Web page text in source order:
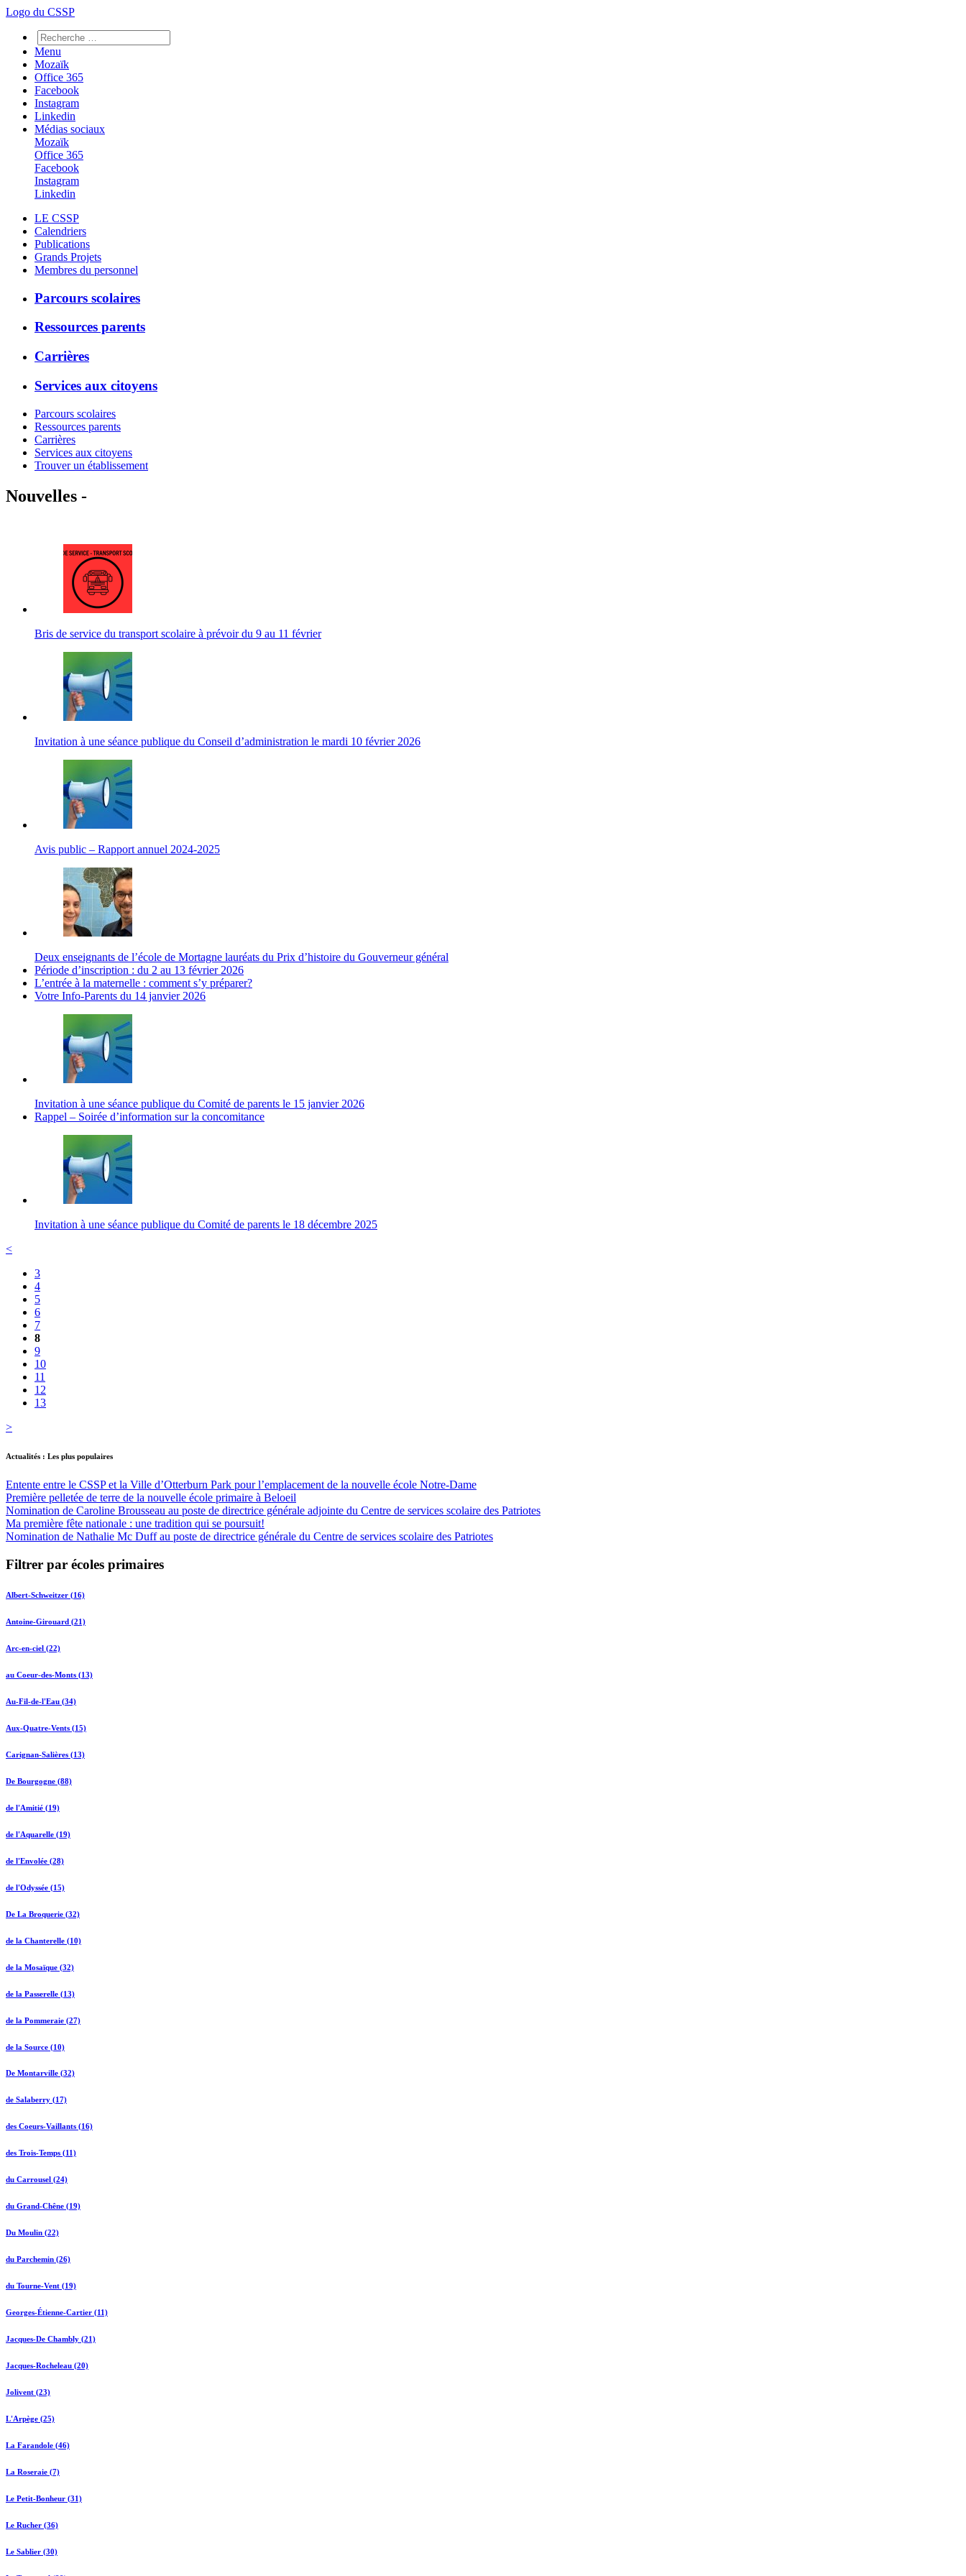
Logo du CSSP
Menu
Mozaïk
Office 365
Facebook
Instagram
Linkedin
Médias sociaux
Mozaïk
Office 365
Facebook
Instagram
Linkedin
LE CSSP
Calendriers
Publications
Grands Projets
Membres du personnel
Parcours scolaires
Ressources parents
Carrières
Services aux citoyens
Parcours scolaires
Ressources parents
Carrières
Services aux citoyens
Trouver un établissement
Nouvelles -
Bris de service du transport scolaire à prévoir du 9 au 11 février
Invitation à une séance publique du Conseil d’administration le mardi 10 février 2026
Avis public – Rapport annuel 2024-2025
Deux enseignants de l’école de Mortagne lauréats du Prix d’histoire du Gouverneur général
Période d’inscription : du 2 au 13 février 2026
L’entrée à la maternelle : comment s’y préparer?
Votre Info-Parents du 14 janvier 2026
Invitation à une séance publique du Comité de parents le 15 janvier 2026
Rappel – Soirée d’information sur la concomitance
Invitation à une séance publique du Comité de parents le 18 décembre 2025
<
3
4
5
6
7
8
9
10
11
12
13
>
Actualités : Les plus populaires
Entente entre le CSSP et la Ville d’Otterburn Park pour l’emplacement de la nouvelle école Notre-Dame
Première pelletée de terre de la nouvelle école primaire à Beloeil
Nomination de Caroline Brousseau au poste de directrice générale adjointe du Centre de services scolaire des Patriotes
Ma première fête nationale : une tradition qui se poursuit!
Nomination de Nathalie Mc Duff au poste de directrice générale du Centre de services scolaire des Patriotes
Filtrer par écoles primaires
Albert-Schweitzer (16)
Antoine-Girouard (21)
Arc-en-ciel (22)
au Coeur-des-Monts (13)
Au-Fil-de-l'Eau (34)
Aux-Quatre-Vents (15)
Carignan-Salières (13)
De Bourgogne (88)
de l'Amitié (19)
de l'Aquarelle (19)
de l'Envolée (28)
de l'Odyssée (15)
De La Broquerie (32)
de la Chanterelle (10)
de la Mosaïque (32)
de la Passerelle (13)
de la Pommeraie (27)
de la Source (10)
De Montarville (32)
de Salaberry (17)
des Coeurs-Vaillants (16)
des Trois-Temps (11)
du Carrousel (24)
du Grand-Chêne (19)
Du Moulin (22)
du Parchemin (26)
du Tourne-Vent (19)
Georges-Étienne-Cartier (11)
Jacques-De Chambly (21)
Jacques-Rocheleau (20)
Jolivent (23)
L'Arpège (25)
La Farandole (46)
La Roseraie (7)
Le Petit-Bonheur (31)
Le Rucher (36)
Le Sablier (30)